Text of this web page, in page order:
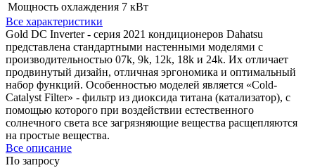
Мощность охлаждения 7 кВт
Все характеристики
Gold DC Inverter - серия 2021 кондиционеров Dahatsu
представлена стандартными настенными моделями с
производительностью 07k, 9k, 12k, 18k и 24k. Их отличает
продвинутый дизайн, отличная эргономика и оптимальный
набор функций. Особенностью моделей является «Cold-
Catalyst Filter» - фильтр из диоксида титана (катализатор), с
помощью которого при воздействии естественного
солнечного света все загрязняющие вещества расщепляются
на простые вещества.
Все описание
По запросу